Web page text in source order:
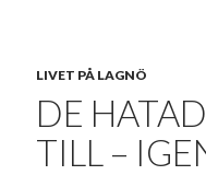
LIVET PÅ LAGNÖ
DE
TILL –